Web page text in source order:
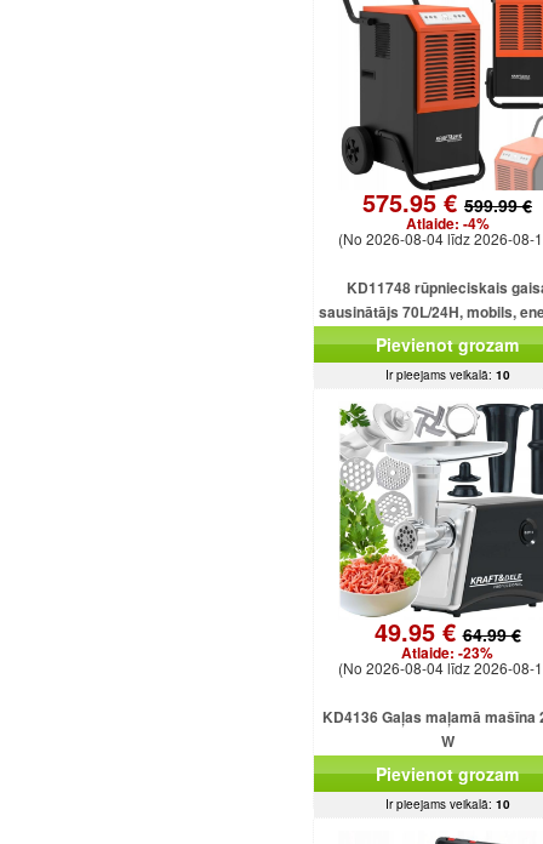
575.95 € 599.99 €
Atlaide: -4%
(No 2026-08-04 līdz 2026-08-
KD11748 rūpnieciskais
sausinātājs 70L/24H, mobils,
taupošs, 920W, 5.5L
Pievienot grozam
Ir pieejams veikalā: 10
49.95 €64.99 €
Atlaide: -23%
(No 2026-08-04 līdz 2026-08-
KD4136 Gaļas maļamā mašīna
W
Pievienot grozam
Ir pieejams veikalā: 10